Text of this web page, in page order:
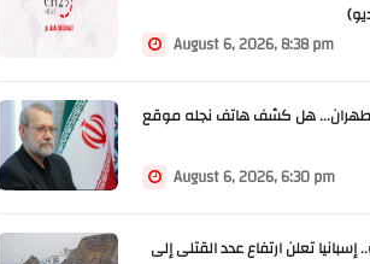
August 6, 2026, 8:38 pm
طهران... هل كشف هاتف نجله موقع
August 6, 2026, 6:30 pm
تعلن ارتفاع عدد القتلى إلى